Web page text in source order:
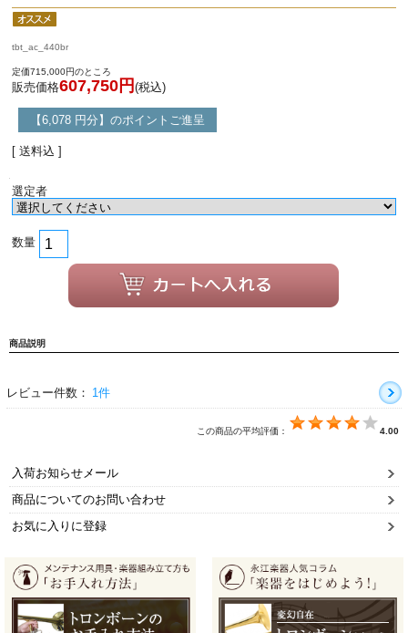
tbt_ac_440br
定価715,000円のところ
販売価格607,750円 (税込)
【6,078 円分】のポイントご進呈
[ 送料込 ]
選定者
数量
商品説明
レビュー件数： 1件
この商品の平均評価： 4.00
入荷お知らせメール
商品についてのお問い合わせ
お気に入りに登録